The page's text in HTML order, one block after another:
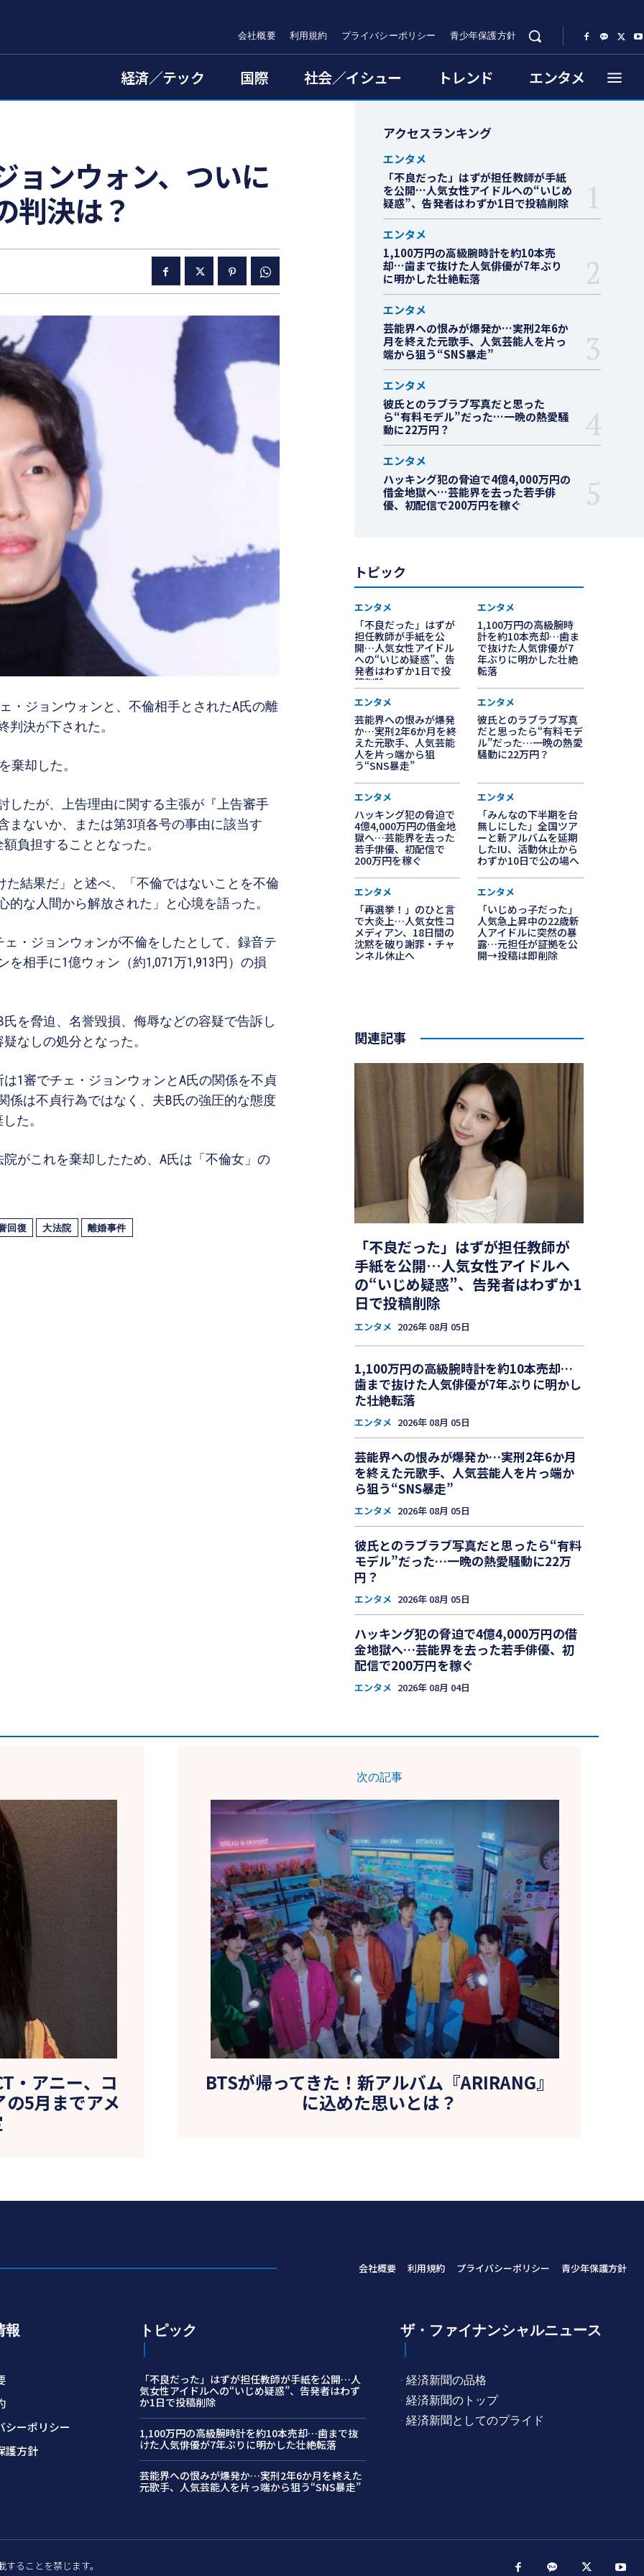
会社概要 利用規約 プライバシーポリシー 青少年保護方針
経済／テック 国際 社会／イシュー トレンド エンタメ
ョンウォン、ついに
決は？
・ジョンウォンと、不倫相手とされたA氏の離
決が下された。
棄却した。
したが、上告理由に関する主張が『上告審手
まないか、または第3項各号の事由に該当す
負担することとなった。
た結果だ」と述べ、「不倫ではないことを不倫
な人間から解放された」と心境を語った。
・ジョンウォンが不倫をしたとして、録音テ
相手に1億ウォン（約1,071万1,913円）の損
を脅迫、名誉毀損、侮辱などの容疑で告訴し
なしの処分となった。
1審でチェ・ジョンウォンとA氏の関係を不貞
係は不貞行為ではなく、夫B氏の強圧的な態度
た。
がこれを棄却したため、A氏は「不倫女」の
回復 大法院 離婚事件
アクセスランキング
エンタメ
「不良だった」はずが担任教師が手紙
を公開…人気女性アイドルへの“いじめ
疑惑”、告発者はわずか1日で投稿削除
エンタメ
1,100万円の高級腕時計を約10本売
却…歯まで抜けた人気俳優が7年ぶり
に明かした壮絶転落
エンタメ
芸能界への恨みが爆発か…実刑2年6か
月を終えた元歌手、人気芸能人を片っ
端から狙う“SNS暴走”
エンタメ
彼氏とのラブラブ写真だと思った
ら“有料モデル”だった…一晩の熱愛騒
動に22万円？
エンタメ
ハッキング犯の脅迫で4億4,000万円の
借金地獄へ…芸能界を去った若手俳
優、初配信で200万円を稼ぐ
トピック
エンタメ
「不良だった」はずが
担任教師が手紙を公
開…人気女性アイドル
への“いじめ疑惑”、告
発者はわずか1日で投
稿削除
エンタメ
1,100万円の高級腕時
計を約10本売却…歯ま
で抜けた人気俳優が7
年ぶりに明かした壮絶
転落
エンタメ
芸能界への恨みが爆発
か…実刑2年6か月を終
えた元歌手、人気芸能
人を片っ端から狙
う“SNS暴走”
エンタメ
彼氏とのラブラブ写真
だと思ったら“有料モデ
ル”だった…一晩の熱愛
騒動に22万円？
エンタメ
ハッキング犯の脅迫で
4億4,000万円の借金地
獄へ…芸能界を去った
若手俳優、初配信で
200万円を稼ぐ
エンタメ
「みんなの下半期を台
無しにした」全国ツア
ーと新アルバムを延期
したIU、活動休止から
わずか10日で公の場へ
エンタメ
「再選挙！」のひと言
で大炎上…人気女性コ
メディアン、18日間の
沈黙を破り謝罪・チャ
ンネル休止へ
エンタメ
「いじめっ子だった」
人気急上昇中の22歳新
人アイドルに突然の暴
露…元担任が証拠を公
開→投稿は即削除
関連記事
「不良だった」はずが担任教師が
手紙を公開…人気女性アイドルへ
の“いじめ疑惑”、告発者はわずか1
日で投稿削除
エンタメ 2026年 08月 05日
1,100万円の高級腕時計を約10本売却…
歯まで抜けた人気俳優が7年ぶりに明かし
た壮絶転落
エンタメ 2026年 08月 05日
芸能界への恨みが爆発か…実刑2年6か月
を終えた元歌手、人気芸能人を片っ端か
ら狙う“SNS暴走”
エンタメ 2026年 08月 05日
彼氏とのラブラブ写真だと思ったら“有料
モデル”だった…一晩の熱愛騒動に22万
円？
エンタメ 2026年 08月 05日
ハッキング犯の脅迫で4億4,000万円の借
金地獄へ…芸能界を去った若手俳優、初
配信で200万円を稼ぐ
エンタメ 2026年 08月 04日
・アニー、コ
5月までアメ
次の記事
BTSが帰ってきた！新アルバム『ARIRANG』
に込めた思いとは？
会社概要 利用規約 プライバシーポリシー 青少年保護方針
報
シーポリシー
護方針
トピック
「不良だった」はずが担任教師が手紙を公開…人
気女性アイドルへの“いじめ疑惑”、告発者はわず
か1日で投稿削除
1,100万円の高級腕時計を約10本売却…歯まで抜
けた人気俳優が7年ぶりに明かした壮絶転落
芸能界への恨みが爆発か…実刑2年6か月を終えた
元歌手、人気芸能人を片っ端から狙う“SNS暴走”
ザ・ファイナンシャルニュース
· 経済新聞の品格
· 経済新聞のトップ
· 経済新聞としてのプライド
ることを禁じます。